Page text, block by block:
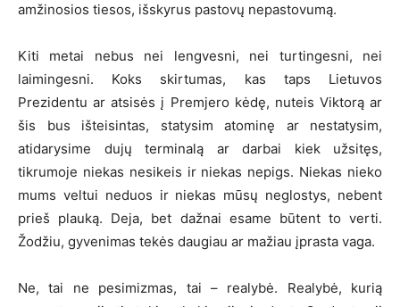
amžinosios tiesos, išskyrus pastovų nepastovumą.
Kiti metai nebus nei lengvesni, nei turtingesni, nei
laimingesni. Koks skirtumas, kas taps Lietuvos
Prezidentu ar atsisės į Premjero kėdę, nuteis Viktorą ar
šis bus išteisintas, statysim atominę ar nestatysim,
atidarysime dujų terminalą ar darbai kiek užsitęs,
tikrumoje niekas nesikeis ir niekas nepigs. Niekas nieko
mums veltui neduos ir niekas mūsų neglostys, nebent
prieš plauką. Deja, bet dažnai esame būtent to verti.
Žodžiu, gyvenimas tekės daugiau ar mažiau įprasta vaga.
Ne, tai ne pesimizmas, tai – realybė. Realybė, kurią